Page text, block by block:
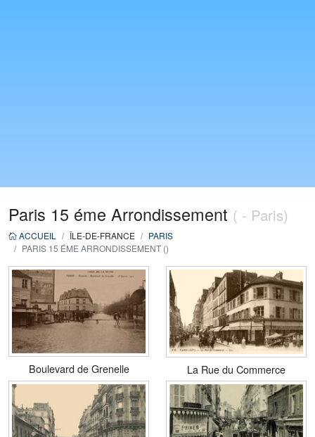
Paris 15 éme Arrondissement ( - Paris)
ACCUEIL ÎLE-DE-FRANCE
PARIS
PARIS 15 ÉME ARRONDISSEMENT ()
Boulevard de Grenelle La Rue du Commerce